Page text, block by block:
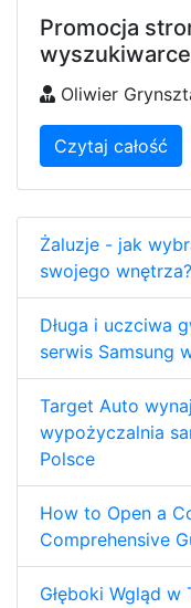
Promocja
wyszukiwarce
Oliwier
Czytaj całość
Żaluzje - jak
swojego wnętrza?
Długa i uczciwa
serwis Samsung
Target Auto
wypożyczalnia
Polsce
How to Open a
Comprehensive
Głęboki Wgląd